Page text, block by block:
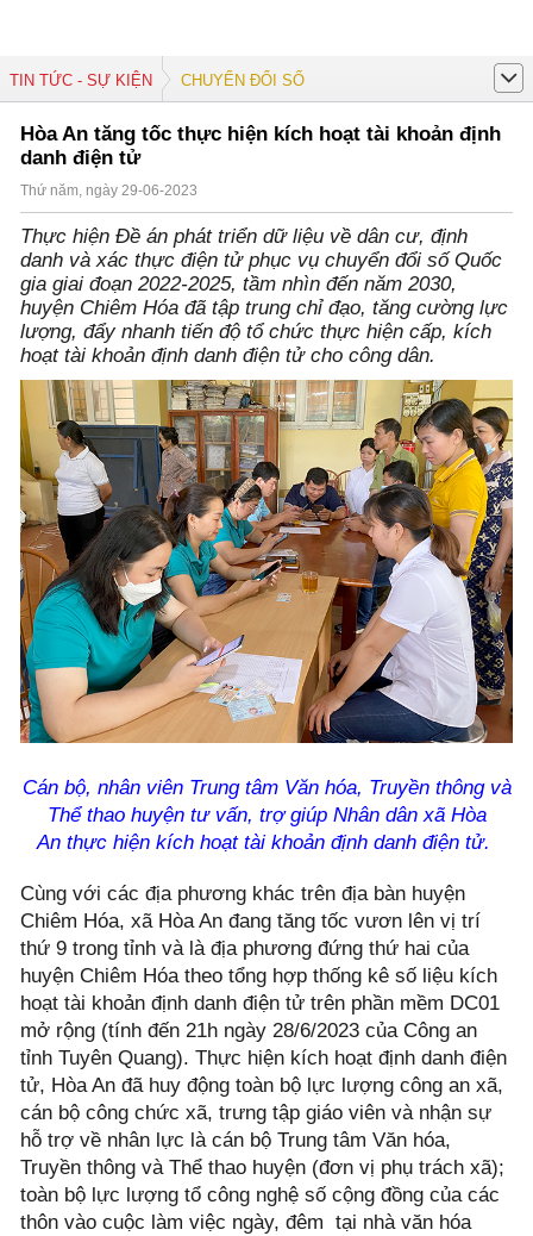
TIN TỨC - SỰ KIỆN CHUYỂN ĐỔI SỐ
Hòa An tăng tốc thực hiện kích hoạt tài khoản định
danh điện tử
Thứ năm, ngày 29-06-2023
Thực hiện Ðề án phát triển dữ liệu về dân cư, định
danh và xác thực điện tử phục vụ chuyển đổi số Quốc
gia giai đoạn 2022-2025, tầm nhìn đến năm 2030,
huyện Chiêm Hóa đã tập trung chỉ đạo, tăng cường lực
lượng, đẩy nhanh tiến độ tổ chức thực hiện cấp, kích
hoạt tài khoản định danh điện tử cho công dân.
Cán bộ, nhân viên Trung tâm Văn hóa, Truyền thông và
Thể thao huyện tư vấn, trợ giúp Nhân dân xã Hòa
An thực hiện kích hoạt tài khoản định danh điện tử.
Cùng với các địa phương khác trên địa bàn huyện
Chiêm Hóa, xã Hòa An đang tăng tốc vươn lên vị trí
thứ 9 trong tỉnh và là địa phương đứng thứ hai của
huyện Chiêm Hóa theo tổng hợp thống kê số liệu kích
hoạt tài khoản định danh điện tử trên phần mềm DC01
mở rộng (tính đến 21h ngày 28/6/2023 của Công an
tỉnh Tuyên Quang). Thực hiện kích hoạt định danh điện
tử, Hòa An đã huy động toàn bộ lực lượng công an xã,
cán bộ công chức xã, trưng tập giáo viên và nhận sự
hỗ trợ về nhân lực là cán bộ Trung tâm Văn hóa,
Truyền thông và Thể thao huyện (đơn vị phụ trách xã);
toàn bộ lực lượng tổ công nghệ số cộng đồng của các
thôn vào cuộc làm việc ngày, đêm tại nhà văn hóa